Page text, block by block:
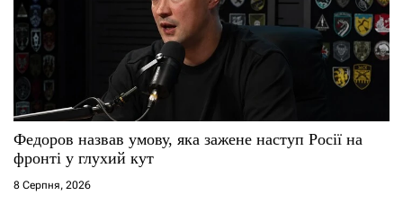
Федоров назвав умову, яка зажене наступ Росії на
фронті у глухий кут
8 Серпня, 2026